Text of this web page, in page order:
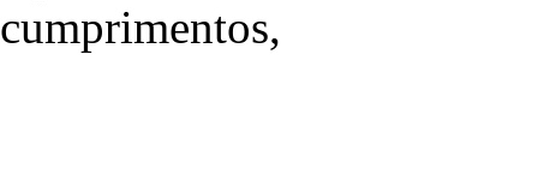
cumprimentos,